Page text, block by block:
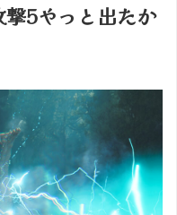
撃5やっと出たか